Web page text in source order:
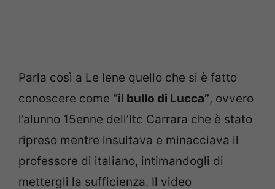
Parla così a Le Iene quello che si è fatto
conoscere come “il bullo di Lucca”, ovvero
l’alunno 15enne dell’Itc Carrara che è stato
ripreso mentre insultava e minacciava il
professore di italiano, intimandogli di
mettergli la sufficienza. Il video